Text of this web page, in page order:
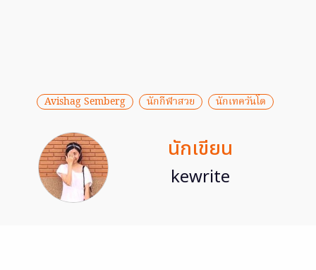
Avishag Semberg นักกีฬาสวย นักเทควันโด
นักเขียน
kewrite